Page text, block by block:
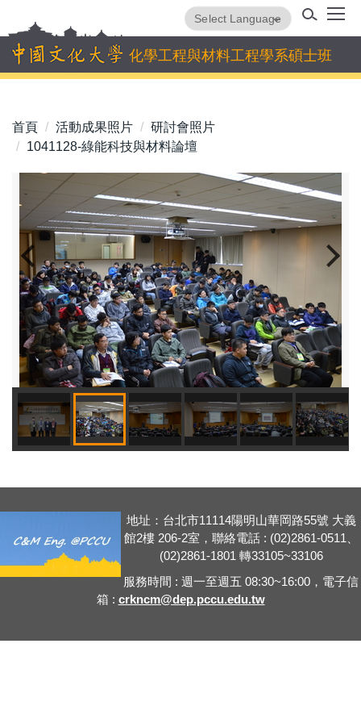
到
主
要
區
化學工程與材料工程學系碩士班
Translate
首頁 活動成果照片
研討會照片
1041128-綠能科技與材料論壇
地址：台北市11114陽明山華岡路55號 大義
館2樓 206-2室，聯絡電話 : (02)2861-0511、
(02)2861-1801 轉33105~33106
服務時間 : 週一至週五 08:30~16:00，電子信
箱 : crkncm@dep.pccu.edu.tw